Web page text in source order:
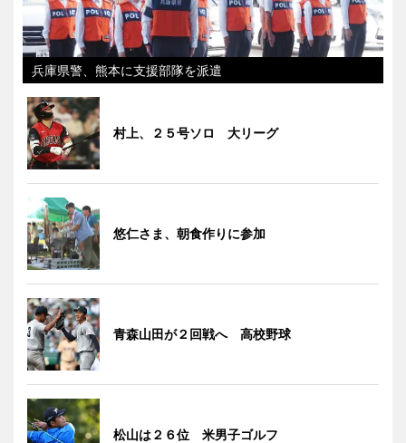
兵庫県警、熊本に支援部隊を派遣
村上、２５号ソロ 大リーグ
悠仁さま、朝食作りに参加
青森山田が２回戦へ 高校野球
松山は２６位 米男子ゴルフ